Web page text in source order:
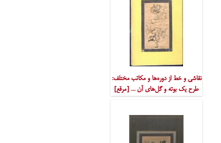
نقاشی و خط از دوره‌ها و مکاتب مختلف:
طرح یک بوته و گل‌های آن ... [مرقع]